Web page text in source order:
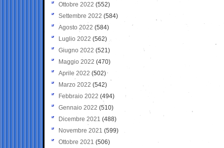
Ottobre 2022 (552)
Settembre 2022 (584)
Agosto 2022 (584)
Luglio 2022 (562)
Giugno 2022 (521)
Maggio 2022 (470)
Aprile 2022 (502)
Marzo 2022 (542)
Febbraio 2022 (494)
Gennaio 2022 (510)
Dicembre 2021 (488)
Novembre 2021 (599)
Ottobre 2021 (506)